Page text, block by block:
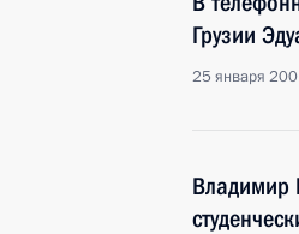
Грузии
25 января
Владимир